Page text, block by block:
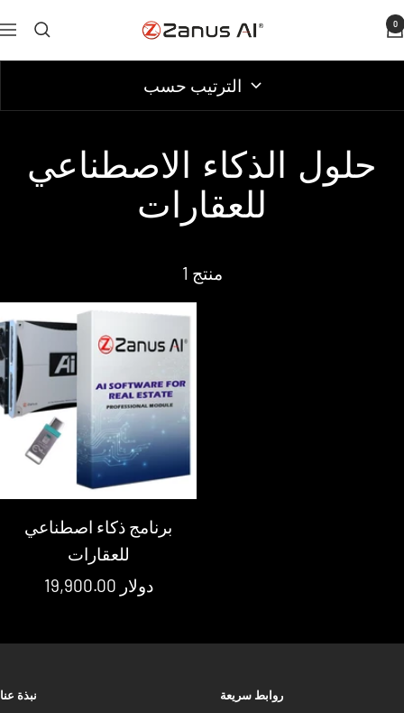
إلى
التنقل
Zanus
AI
0
الترتيب حسب
حلول الذكاء الاصطناعي
للعقارات
1 منتج
برنامج ذكاء اصطناعي
للعقارات
سعر
19,900.00 دولار
نبذة عنا روابط سريعة